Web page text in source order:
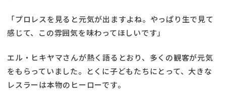
「プロレスを見ると元気が出ますよね。やっぱり生で見て
感じて、この雰囲気を味わってほしいです」
エル・ヒキヤマさんが熱く語るとおり、多くの観客が元気
をもらっていました。とくに子どもたちにとって、大きな
レスラーは本物のヒーローです。